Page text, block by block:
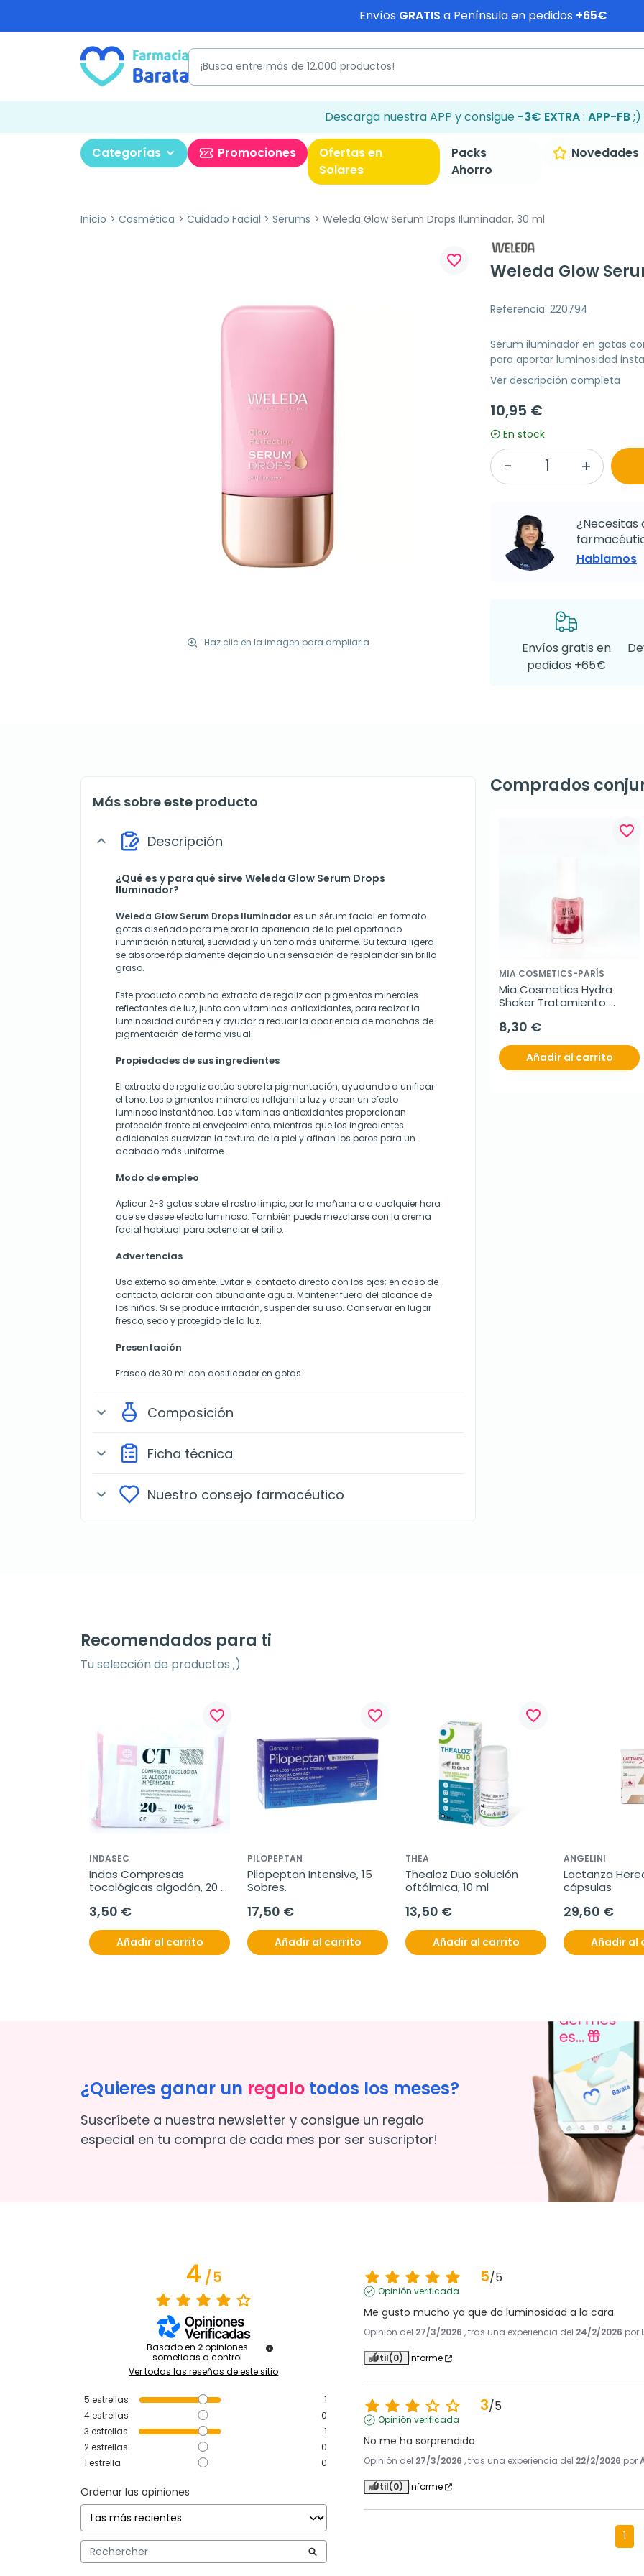
Envíos GRATIS a Península en pedidos +65€
Descarga nuestra APP y consigue -3€ EXTRA: APP-FB;)
Categorías Promociones
Ofertas en
Solares
Packs
Ahorro
Novedades
Inicio Cosmética Cuidado Facial Serums Weleda Glow Serum Drops Iluminador, 30 ml
Haz clic en la imagen para ampliarla
favorite_border
Weleda Glow
Referencia: 220794
Sérum iluminador en gotas
para aportar luminosidad
Ver descripción completa
10,95 €
En stock
¿Necesitas
Hablamos
Envíos gratis en
pedidos +65€
Más sobre este producto
expand_more Descripción
¿Qué es y para qué sirve Weleda Glow Serum Drops
Iluminador?
Weleda Glow Serum Drops Iluminadores un sérum facial en formato
gotas diseñado para mejorar la apariencia de la piel aportando
iluminación natural, suavidad y un tono más uniforme. Su textura ligera
se absorbe rápidamente dejando una sensación de resplandor sin brillo
graso.
Este producto combina extracto de regaliz con pigmentos minerales
reflectantes de luz, junto con vitaminas antioxidantes, para realzar la
luminosidad cutánea y ayudar a reducir la apariencia de manchas de
pigmentación de forma visual.
Propiedades de sus ingredientes
El extracto de regaliz actúa sobre la pigmentación, ayudando a unificar
el tono. Los pigmentos minerales reflejan la luz y crean un efecto
luminoso instantáneo. Las vitaminas antioxidantes proporcionan
protección frente al envejecimiento, mientras que los ingredientes
adicionales suavizan la textura de la piel y afinan los poros para un
acabado más uniforme.
Modo de empleo
Aplicar 2-3 gotas sobre el rostro limpio, por la mañana o a cualquier hora
que se desee efecto luminoso. También puede mezclarse con la crema
facial habitual para potenciar el brillo.
Advertencias
Uso externo solamente. Evitar el contacto directo con los ojos; en caso de
contacto, aclarar con abundante agua. Mantener fuera del alcance de
los niños. Si se produce irritación, suspender su uso. Conservar en lugar
fresco, seco y protegido de la luz.
Presentación
Frasco de 30 ml con dosificador en gotas.
expand_more Composición
expand_more Ficha técnica
expand_more Nuestro consejo farmacéutico
Comprados
favorite_border
MIA COSMETICS-PARÍS
Mia Cosmetics Hydra
Shaker Tratamiento
8,30 €
Añadir al carrito
Recomendados para ti
Tu selección de productos ;)
favorite_border
INDASEC
Indas Compresas
tocológicas algodón, 20
3,50 €
Añadir al carrito
favorite_border
PILOPEPTAN
Pilopeptan Intensive, 15
Sobres.
17,50 €
Añadir al carrito
favorite_border
THEA
Thealoz Duo solución
oftálmica, 10 ml
13,50 €
Añadir al carrito
ANGELINI
Lactanza
cápsulas
29,60 €
Añadir al
¿Quieres ganar un regalo todos los meses?
Suscríbete a nuestra newsletter y consigue un regalo
especial en tu compra de cada mes por ser suscriptor!
4/5
Basado en 2opiniones
sometidas a control
Ver todas las reseñas de este sitio
5 estrellas
1
4estrellas
0
3 estrellas
1
2estrellas
0
1 estrella 0
Ordenar las opiniones
5/5
Opinión verificada
Me gusto mucho ya que da luminosidad a la cara.
Opinión del 27/3/2026 , tras una experiencia del 24/2/2026 por
Útil(0) Informe
3/5
Opinión verificada
No me ha sorprendido
Opinión del 27/3/2026 , tras una experiencia del 22/2/2026 por
Útil(0) Informe
1